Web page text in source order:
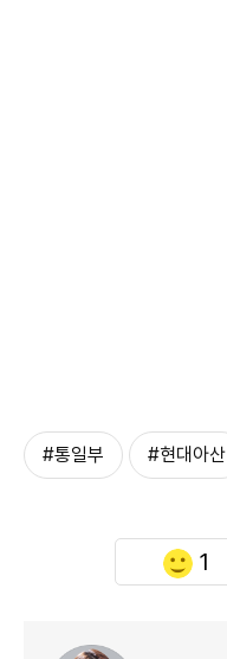
#통일부 #현대아산
1